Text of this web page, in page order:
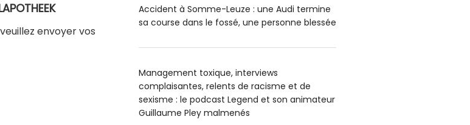
envoyer vos
Accident à Somme-Leuze : une Audi termine
sa course dans le fossé, une personne blessée
Management toxique, interviews
complaisantes, relents de racisme et de
sexisme : le podcast Legend et son animateur
Guillaume Pley malmenés